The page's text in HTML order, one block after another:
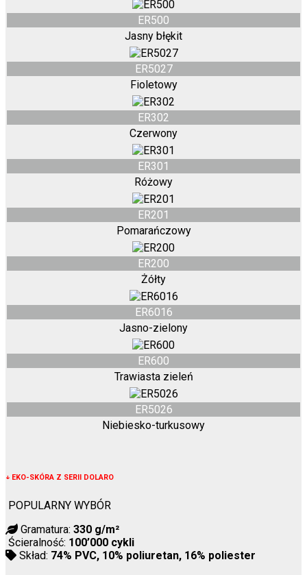
ER500
Jasny błękit
ER5027
Fioletowy
ER302
Czerwony
ER301
Różowy
ER201
Pomarańczowy
ER200
Żółty
ER6016
Jasno-zielony
ER600
Trawiasta zieleń
ER5026
Niebiesko-turkusowy
↓ EKO-SKÓRA Z SERII DOLARO
POPULARNY WYBÓR
Gramatura: 330 g/m²
Ścieralność: 100’000 cykli
Skład: 74% PVC, 10% poliuretan, 16% poliester